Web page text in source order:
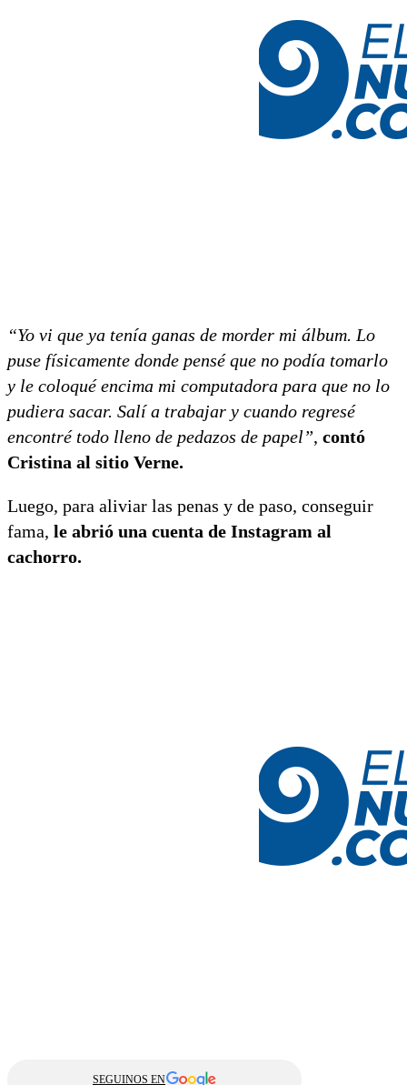
“Yo vi que ya tenía ganas de morder mi álbum. Lo
puse físicamente donde pensé que no podía tomarlo
y le coloqué encima mi computadora para que no lo
pudiera sacar. Salí a trabajar y cuando regresé
encontré todo lleno de pedazos de papel”, contó
Cristina al sitio Verne.
Luego, para aliviar las penas y de paso, conseguir
fama, le abrió una cuenta de Instagram al
cachorro.
SEGUINOS EN